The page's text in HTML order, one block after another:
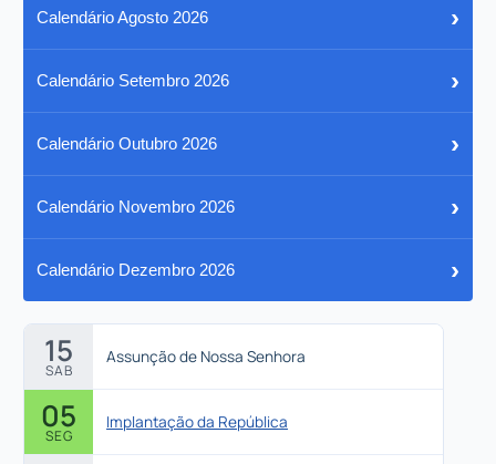
Calendário Agosto 2026 ›
Calendário Setembro 2026 ›
Calendário Outubro 2026 ›
Calendário Novembro 2026 ›
Calendário Dezembro 2026 ›
15
SAB
Assunção de Nossa Senhora
05
SEG
Implantação da República